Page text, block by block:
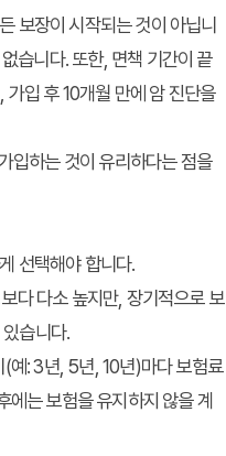
보장이 시작되는 것이 아닙니
습니다. 또한, 면책 기간이 끝
입 후 10개월 만에 암 진단을
입하는 것이 유리하다는 점을
선택해야 합니다.
다 다소 높지만, 장기적으로 보
습니다.
예: 3년, 5년, 10년)마다 보험료
는 보험을 유지하지 않을 계